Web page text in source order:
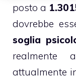
posto a
dovrebbe
soglia
realmente
attualmente